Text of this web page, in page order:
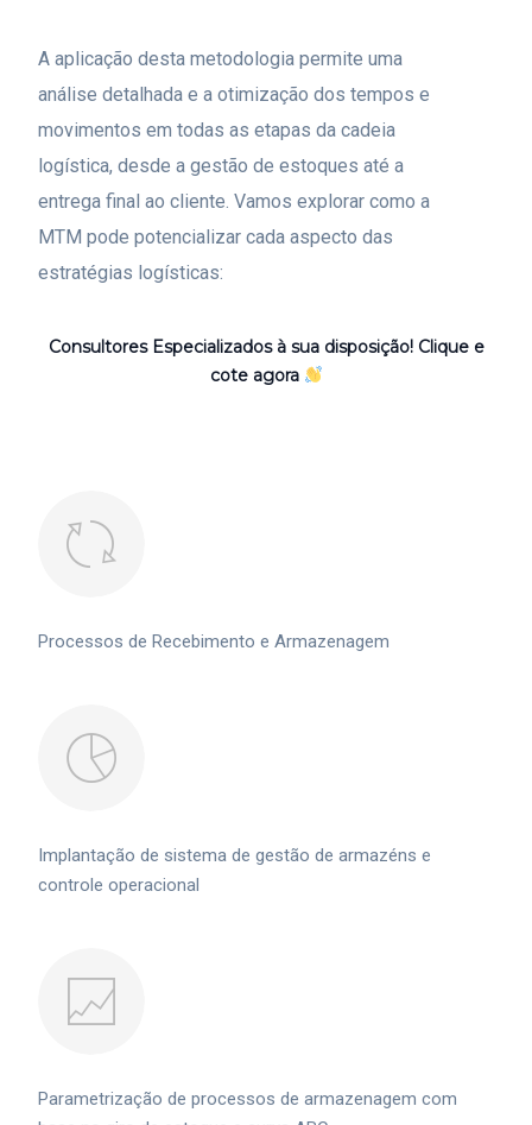
A aplicação desta metodologia permite uma
análise detalhada e a otimização dos tempos e
movimentos em todas as etapas da cadeia
logística, desde a gestão de estoques até a
entrega final ao cliente. Vamos explorar como a
MTM pode potencializar cada aspecto das
estratégias logísticas:
Consultores Especializados à sua disposição! Clique e
cote agora
Processos de Recebimento e Armazenagem
Implantação de sistema de gestão de armazéns e
controle operacional
Parametrização de processos de armazenagem com